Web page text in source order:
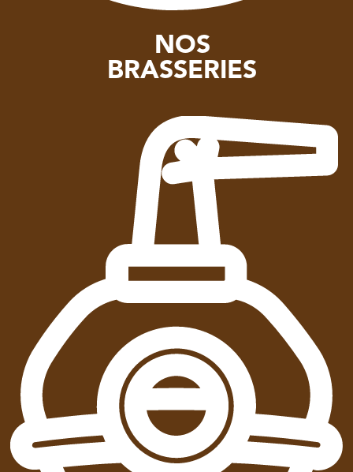
NOS
BRASSERIES